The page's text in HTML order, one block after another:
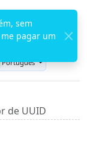
Português
de UUID
sem
pagar um